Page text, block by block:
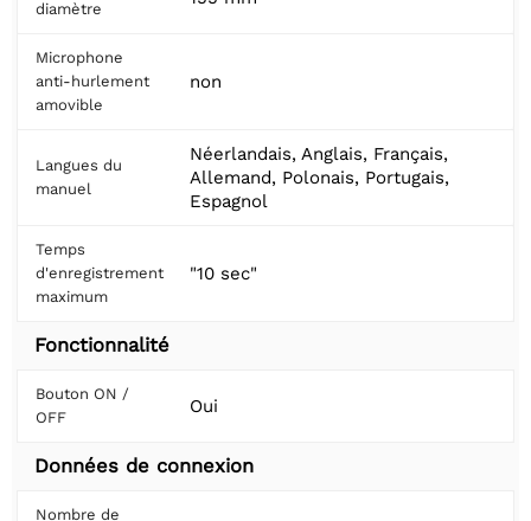
diamètre
Microphone
anti-hurlement
amovible
non
Langues du
manuel
Néerlandais, Anglais, Français,
Allemand, Polonais, Portugais,
Espagnol
Temps
d'enregistrement
maximum
"10 sec"
Fonctionnalité
Bouton ON /
OFF
Oui
Données de connexion
Nombre de